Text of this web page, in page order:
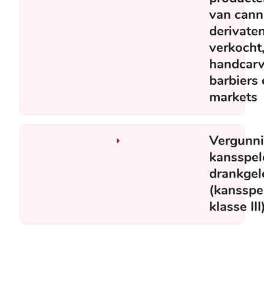
van
barbiers
markets
klasse